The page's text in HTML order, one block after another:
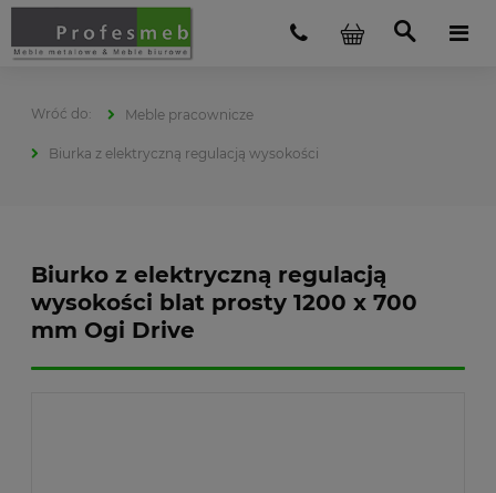
Meble pracownicze
Biurka z elektryczną regulacją wysokości
Biurko z elektryczną regulacją
wysokości blat prosty 1200 x 700
mm Ogi Drive